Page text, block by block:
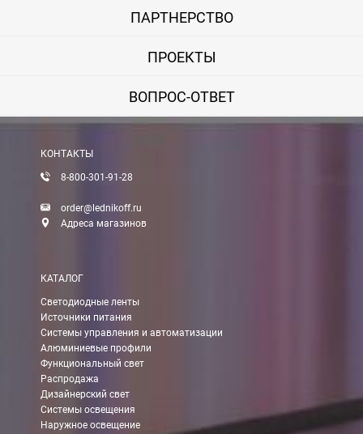
ПАРТНЕРСТВО
ПРОЕКТЫ
ВОПРОС-ОТВЕТ
КОНТАКТЫ
8-800-301-91-28
order@lednikoff.ru
Адреса магазинов
КАТАЛОГ
Светодиодные ленты
Источники питания
Системы управления и автоматизации
Алюминиевые профили
Функциональный свет
Распродажа
Дизайнерский свет
Системы освещения
Наружное освещение